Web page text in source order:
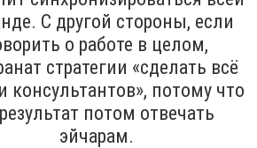
С другой стороны, если
о работе в целом,
стратегии «сделать всё
консультантов», потому что
потом отвечать
эйчарам.